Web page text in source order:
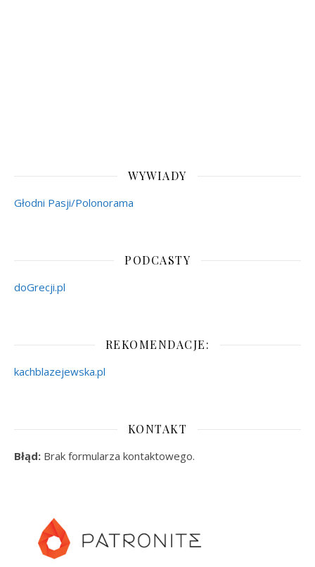
WYWIADY
Głodni Pasji/Polonorama
PODCASTY
doGrecji.pl
REKOMENDACJE:
kachblazejewska.pl
KONTAKT
Błąd: Brak formularza kontaktowego.